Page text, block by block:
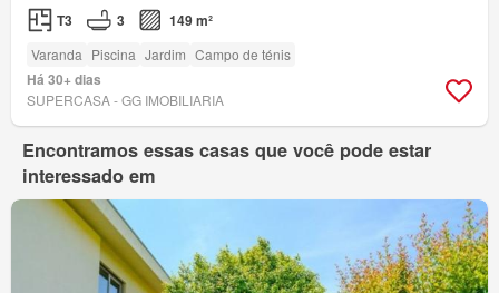
T3 3 149 m²
Varanda Piscina Jardim Campo de ténis
Há 30+ dias
SUPERCASA - GG IMOBILIARIA
Encontramos essas casas que você pode estar
interessado em